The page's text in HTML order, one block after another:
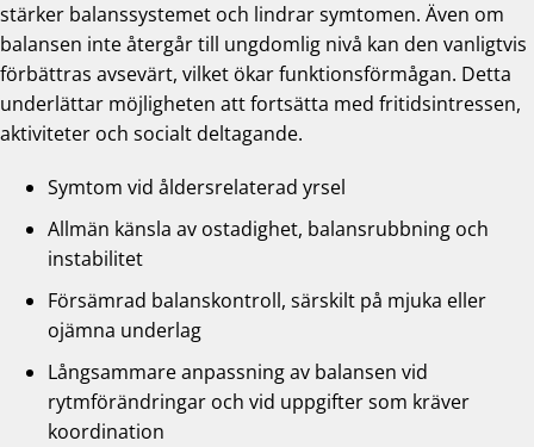
stärker balanssystemet och lindrar symtomen. Även om
balansen inte återgår till ungdomlig nivå kan den vanligtvis
förbättras avsevärt, vilket ökar funktionsförmågan. Detta
underlättar möjligheten att fortsätta med fritidsintressen,
aktiviteter och socialt deltagande.
Symtom vid åldersrelaterad yrsel
Allmän känsla av ostadighet, balansrubbning och
instabilitet
Försämrad balanskontroll, särskilt på mjuka eller
ojämna underlag
Långsammare anpassning av balansen vid
rytmförändringar och vid uppgifter som kräver
koordination